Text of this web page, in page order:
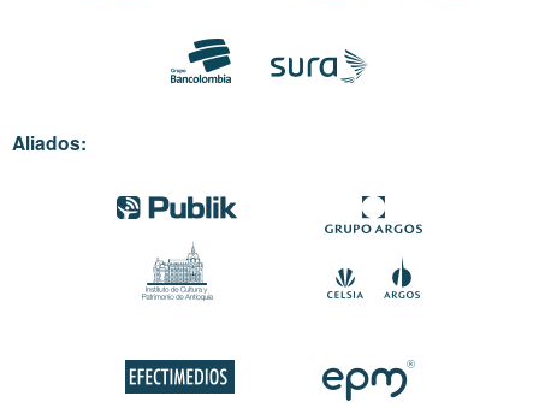
Aliados: